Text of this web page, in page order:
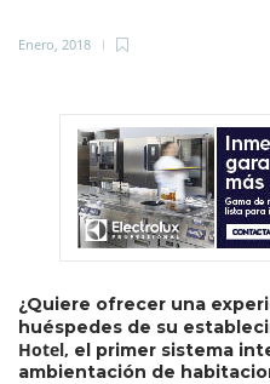
Enero, 2018
¿Quiere ofrecer una
huéspedes de su
Hotel, el primer sistema
ambientación de